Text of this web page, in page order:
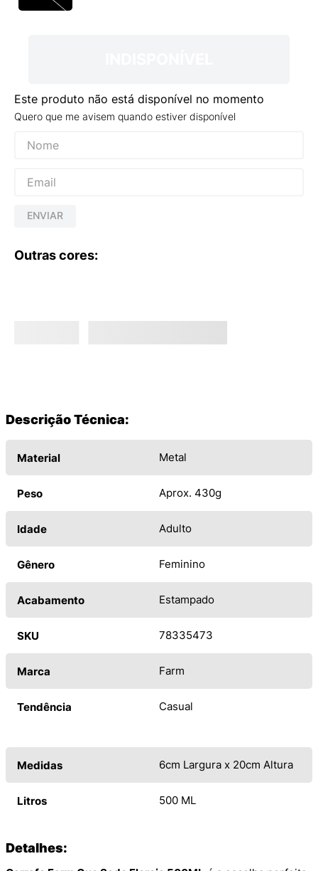
Este produto não está disponível no momento
Quero que me avisem quando estiver disponível
ENVIAR
Outras cores:
Descrição Técnica:
Material Metal
Peso Aprox. 430g
Idade Adulto
Gênero Feminino
Acabamento Estampado
SKU 78335473
Marca Farm
Tendência Casual
Medidas 6cm Largura x 20cm Altura
Litros 500 ML
Detalhes:
NEW 530